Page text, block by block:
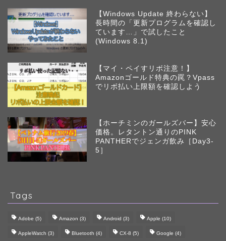
【Windows Update 終わらない】
長時間の「更新プログラムを確認し
ています…」で試したこと
(Windows 8.1)
【マイ・ペイすリボ注意！】
Amazonゴールド特典の罠？Vpass
でリボ払い上限額を確認しよう
【ホーチミンのガールズバー】安心
価格。レタントン通りのPINK
PANTHERでジェンガ飲み［Day3-
5］
Tags
Adobe (5) Amazon (3) Android (3) Apple (10)
AppleWatch (3) Bluetooth (4) CX-8 (5) Google (4)